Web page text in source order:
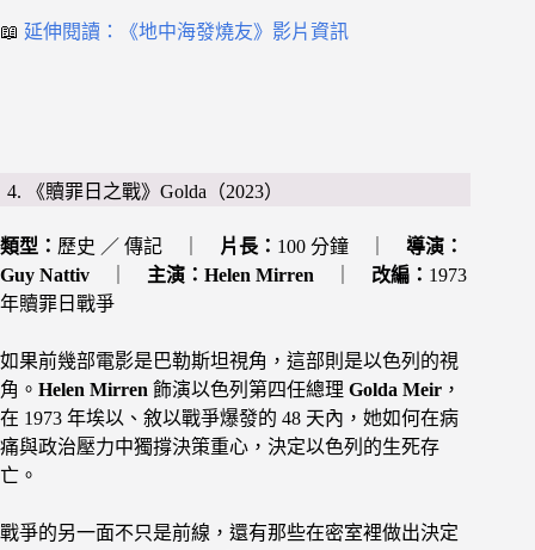
📖 延伸閱讀：《地中海發燒友》影片資訊
4. 《贖罪日之戰》Golda（2023）
類型： 歷史 ／ 傳記 ｜ 片長： 100 分鐘 ｜ 導演：
Guy Nattiv
主演： Helen Mirren 改編： 1973
年贖罪日戰爭
如果前幾部電影是巴勒斯坦視角，這部則是以色列的視
角。 Helen Mirren 飾演以色列第四任總理 Golda Meir ，
在 1973 年埃以、敘以戰爭爆發的 48 天內，她如何在病
痛與政治壓力中獨撐決策重心，決定以色列的生死存
亡。
戰爭的另一面不只是前線，還有那些在密室裡做出決定